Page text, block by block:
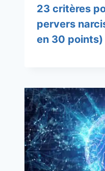
23 critères
pervers
en 30 points)